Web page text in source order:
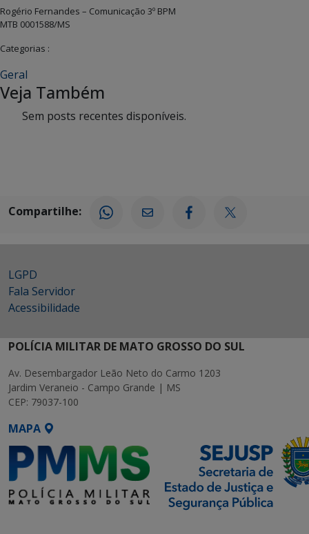
Rogério Fernandes – Comunicação 3º BPM
MTB 0001588/MS
Categorias :
Geral
Veja Também
Sem posts recentes disponíveis.
Compartilhe:
LGPD
Fala Servidor
Acessibilidade
POLÍCIA MILITAR DE MATO GROSSO DO SUL
Av. Desembargador Leão Neto do Carmo 1203
Jardim Veraneio - Campo Grande | MS
CEP: 79037-100
MAPA